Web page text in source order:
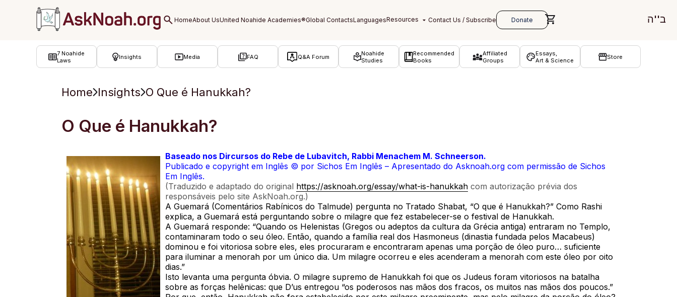
ב''ה
7 Noahide
Laws
Insights Media FAQ Q&A Forum
Noahide
Studies
Recommended
Books
Affiliated
Groups
Essays,
Art & Science
Store
Home Insights O Que é Hanukkah?
O Que é Hanukkah?
Baseado nos Dircursos do Rebe de Lubavitch, Rabbi Menachem M. Schneerson.
Publicado e copyright em Inglês © por Sichos Em Inglês – Apresentado do Asknoah.org com permissão de Sichos
Em Inglês.
(Traduzido e adaptado do original https://asknoah.org/essay/what-is-hanukkah com autorização prévia dos
responsáveis pelo site AskNoah.org.)
A Guemará (Comentários Rabínicos do Talmude) pergunta no Tratado Shabat, “O que é Hanukkah?” Como Rashi
explica, a Guemará está perguntando sobre o milagre que fez estabelecer-se o festival de Hanukkah.
A Guemará responde: “Quando os Helenistas (Gregos ou adeptos da cultura da Grécia antiga) entraram no Templo,
contaminaram todo o seu óleo. Então, quando a família real dos Hasmoneus (dinastia fundada pelos Macabeus)
dominou e foi vitoriosa sobre eles, eles procuraram e encontraram apenas uma porção de óleo puro… suficiente
para iluminar a menorah por um único dia. Um milagre ocorreu e eles acenderam a menorah com este óleo por oito
dias.”
Isto levanta uma pergunta óbvia. O milagre supremo de Hanukkah foi que os Judeus foram vitoriosos na batalha
sobre as forças helênicas: que D’us entregou “os poderosos nas mãos dos fracos, os muitos nas mãos dos poucos.”